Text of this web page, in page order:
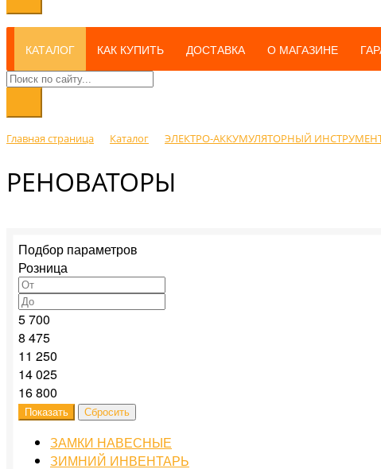
КАТАЛОГ КАК КУПИТЬ ДОСТАВКА О МАГАЗИНЕ
Главная страница Каталог ЭЛЕКТРО-АККУМУЛЯТОРНЫЙ
РЕНОВАТОРЫ
Подбор параметров
Розница
5 700
8 475
11 250
14 025
16 800
ЗАМКИ НАВЕСНЫЕ
ЗИМНИЙ ИНВЕНТАРЬ